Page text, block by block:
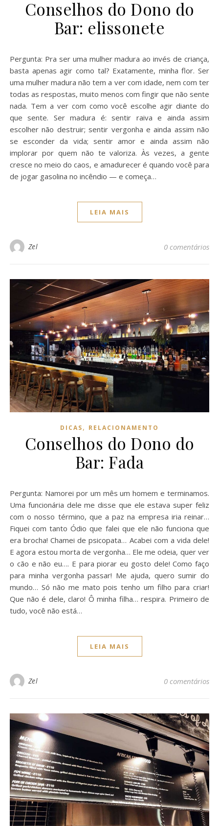
Conselhos do Dono do
Bar: elissonete
Pergunta: Pra ser uma mulher madura ao invés de criança,
basta apenas agir como tal? Exatamente, minha flor. Ser
uma mulher madura não tem a ver com idade, nem com ter
todas as respostas, muito menos com fingir que não sente
nada. Tem a ver com como você escolhe agir diante do
que sente. Ser madura é: sentir raiva e ainda assim
escolher não destruir; sentir vergonha e ainda assim não
se esconder da vida; sentir amor e ainda assim não
implorar por quem não te valoriza. Às vezes, a gente
cresce no meio do caos, e amadurecer é quando você para
de jogar gasolina no incêndio — e começa…
LEIA MAIS
Zel 0 comentários
DICAS, RELACIONAMENTO
Conselhos do Dono do
Bar: Fada
Pergunta: Namorei por um mês um homem e terminamos.
Uma funcionária dele me disse que ele estava super feliz
com o nosso término, que a paz na empresa iria reinar…
Fiquei com tanto Ódio que falei que ele não funciona que
era brocha! Chamei de psicopata… Acabei com a vida dele!
E agora estou morta de vergonha… Ele me odeia, quer ver
o cão e não eu…. E para piorar eu gosto dele! Como faço
para minha vergonha passar! Me ajuda, quero sumir do
mundo… Só não me mato pois tenho um filho para criar!
Que não é dele, claro! Ô minha filha… respira. Primeiro de
tudo, você não está…
LEIA MAIS
Zel 0 comentários